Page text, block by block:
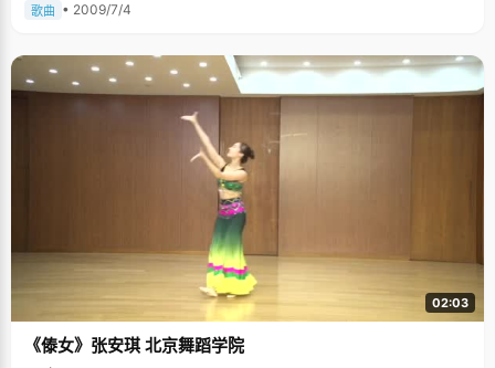
歌曲 • 2009/7/4
02:03
《傣女》张安琪 北京舞蹈学院